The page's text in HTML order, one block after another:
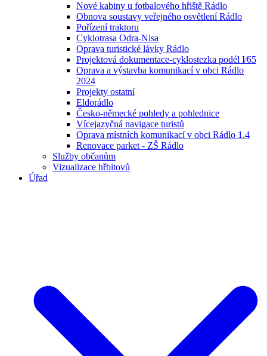
Nové kabiny u fotbalového hřiště Rádlo
Obnova soustavy veřejného osvětlení Rádlo
Pořízení traktoru
Cyklotrasa Odra-Nisa
Oprava turistické lávky Rádlo
Projektová dokumentace-cyklostezka podél I⁄65
Oprava a výstavba komunikací v obci Rádlo
2024
Projekty ostatní
Eldorádlo
Česko-německé pohledy a pohlednice
Vícejazyčná navigace turistů
Oprava místních komunikací v obci Rádlo 1.4
Renovace parket - ZŠ Rádlo
Služby občanům
Vizualizace hřbitovů
Úřad